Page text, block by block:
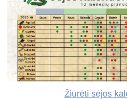
Žiūrėti sėjos